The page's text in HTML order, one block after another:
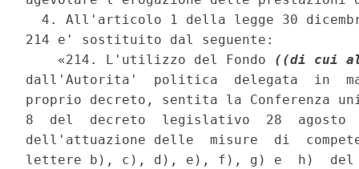
4. All'articolo 1 della legge 30
214 e' sostituito dal seguente:
    «214. L'utilizzo del Fondo
((di cui al
dall'Autorita'  politica  delegata  in
proprio decreto, sentita la
8  del  decreto  legislativo  28
dell'attuazione delle  misure  di
lettere b), c), d), e), f), g) e  h)  del